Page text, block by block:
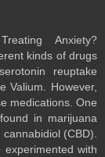
Anxiety?
kinds of drugs
reuptake
Valium. However,
medications. One
in marijuana
(CBD).
experimented with